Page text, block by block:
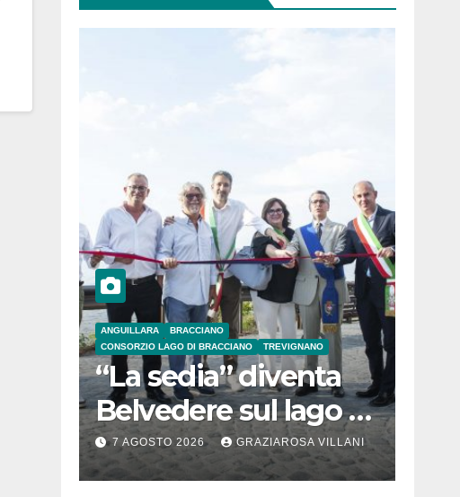
ANGUILLARA
BRACCIANO
CONSORZIO LAGO DI BRACCIANO
TREVIGNANO
“La sedia” diventa
Belvedere sul lago di
Bracciano: ieri
l’inaugurazione
7 AGOSTO 2026 GRAZIAROSA VILLANI